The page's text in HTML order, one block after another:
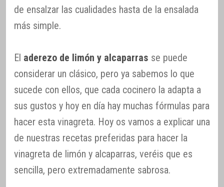
de ensalzar las cualidades hasta de la ensalada
más simple.
El aderezo de limón y alcaparras se puede
considerar un clásico, pero ya sabemos lo que
sucede con ellos, que cada cocinero la adapta a
sus gustos y hoy en día hay muchas fórmulas para
hacer esta vinagreta. Hoy os vamos a explicar una
de nuestras recetas preferidas para hacer la
vinagreta de limón y alcaparras, veréis que es
sencilla, pero extremadamente sabrosa.